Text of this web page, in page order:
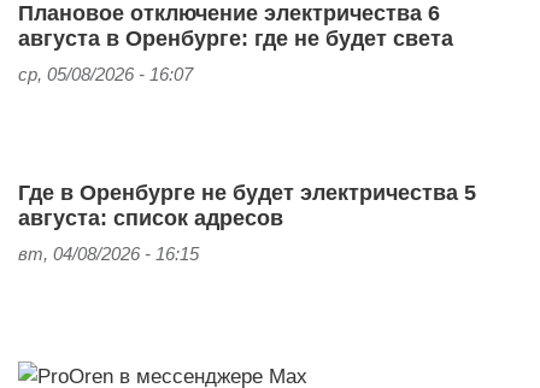
Плановое отключение электричества 6
августа в Оренбурге: где не будет света
ср, 05/08/2026 - 16:07
Где в Оренбурге не будет электричества 5
августа: список адресов
вт, 04/08/2026 - 16:15